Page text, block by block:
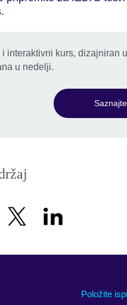
interaktivni kurs, dizajniran
u nedelji.
Položite